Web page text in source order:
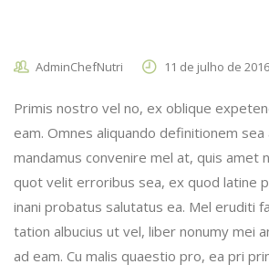
AdminChefNutri 11 de julho de 2016
Primis nostro vel no, ex oblique
eam. Omnes aliquando definitionem sea
mandamus convenire mel at, quis amet
quot velit erroribus sea, ex quod latine
inani probatus salutatus ea. Mel eruditi
tation albucius ut vel, liber nonumy mei
ad eam. Cu malis quaestio pro, ea pri